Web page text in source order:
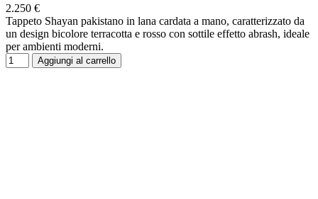
2.250 €
Tappeto Shayan pakistano in lana cardata a mano, caratterizzato da
un design bicolore terracotta e rosso con sottile effetto abrash, ideale
per ambienti moderni.
Aggiungi al carrello